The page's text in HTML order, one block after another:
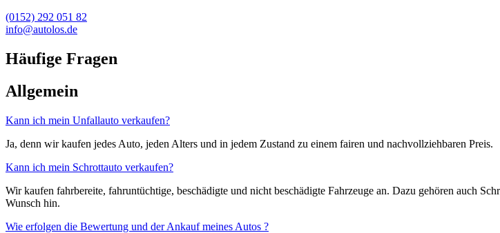
(0152) 292 051 82
info@autolos.de
Häufige Fragen
Allgemein
Kann ich mein Unfallauto verkaufen?
Ja, denn wir kaufen jedes Auto, jeden Alters und in jedem Zustand zu einem fairen und nachvollziehbaren Preis.
Kann ich mein Schrottauto verkaufen?
Wir kaufen fahrbereite, fahruntüchtige, beschädigte und nicht beschädigte Fahrzeuge an. Dazu gehören auch
Wunsch hin.
Wie erfolgen die Bewertung und der Ankauf meines Autos ?